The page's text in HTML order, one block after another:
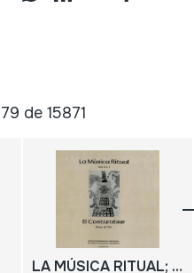
de 15871
LA MÚSICA RITUAL; El costumbre; Sones de Flor